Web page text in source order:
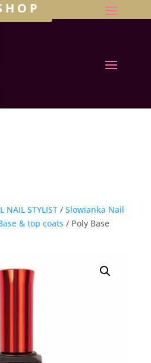
NAIL STYLIST/ Slowianka Nail
& top coats / Poly Base